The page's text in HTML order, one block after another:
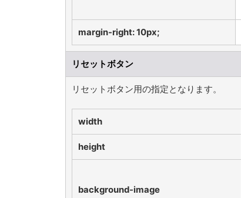
margin-right: 10px;
リセットボタン
リセットボタン用の指定となります。
width
height
background-image